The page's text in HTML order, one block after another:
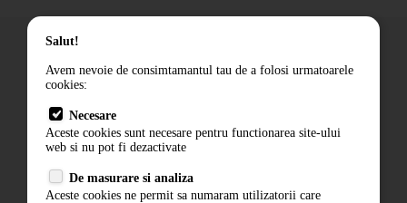
Cum comand
Livrare
Contact
Politica de confidentialitate
Salut!
Avem nevoie de consimtamantul tau de a folosi urmatoarele
cookies:
Necesare
Aceste cookies sunt necesare pentru functionarea site-ului
web si nu pot fi dezactivate
De masurare si analiza
Aceste cookies ne permit sa numaram utilizatorii care